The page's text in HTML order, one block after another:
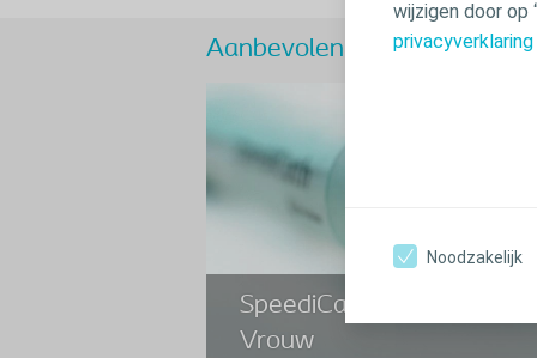
wijzigen door op
privacyverklaring
Noodzakelijk
Aanbevolen verhalen
SpeediCath Compact
Vrouw